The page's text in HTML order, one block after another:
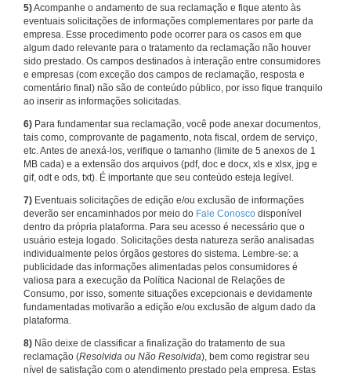
5)Acompanhe o andamento de sua reclamação e fique atento às
eventuais solicitações de informações complementares por parte da
empresa. Esse procedimento pode ocorrer para os casos em que
algum dado relevante para o tratamento da reclamação não houver
sido prestado. Os campos destinados à interação entre consumidores
e empresas (com exceção dos campos de reclamação, resposta e
comentário final) não são de conteúdo público, por isso fique tranquilo
ao inserir as informações solicitadas.
6) Para fundamentar sua reclamação, você pode anexar documentos,
tais como, comprovante de pagamento, nota fiscal, ordem de serviço,
etc. Antes de anexá-los, verifique o tamanho (limite de 5 anexos de 1
MB cada) e a extensão dos arquivos (pdf, doc e docx, xls e xlsx, jpg e
gif, odt e ods, txt). É importante que seu conteúdo esteja legível.
7) Eventuais solicitações de edição e/ou exclusão de informações
deverão ser encaminhados por meio do Fale Conosco disponível
dentro da própria plataforma. Para seu acesso é necessário que o
usuário esteja logado. Solicitações desta natureza serão analisadas
individualmente pelos órgãos gestores do sistema. Lembre-se: a
publicidade das informações alimentadas pelos consumidores é
valiosa para a execução da Política Nacional de Relações de
Consumo, por isso, somente situações excepcionais e devidamente
fundamentadas motivarão a edição e/ou exclusão de algum dado da
plataforma.
8) Não deixe de classificar a finalização do tratamento de sua
reclamação (Resolvida ou Não Resolvida), bem como registrar seu
nível de satisfação com o atendimento prestado pela empresa. Estas